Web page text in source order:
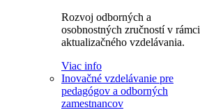
Rozvoj odborných a
osobnostných zručností v rámci
aktualizačného vzdelávania.
Viac info
Inovačné vzdelávanie pre
pedagógov a odborných
zamestnancov